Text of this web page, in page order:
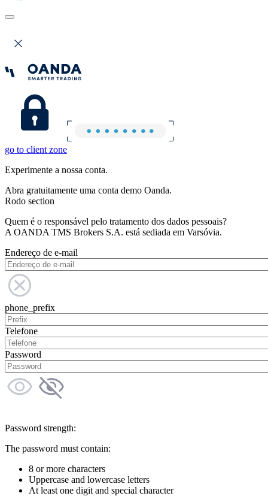
go to client zone
Experimente a nossa conta.
Abra gratuitamente uma conta demo Oanda.
Rodo section
Quem é o responsável pelo tratamento dos dados pessoais?
A OANDA TMS Brokers S.A. está sediada em Varsóvia.
Endereço de e-mail
phone_prefix
Telefone
Password
Password strength:
The password must contain:
8 or more characters
Uppercase and lowercase letters
At least one digit and special character